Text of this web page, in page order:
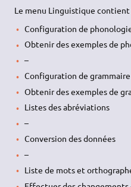
Le menu Linguistique contient
Configuration de
Obtenir des exemples de
–
Configuration de grammaire
Obtenir des exemples de
Listes des abréviations
–
Conversion des données
–
Liste de mots et